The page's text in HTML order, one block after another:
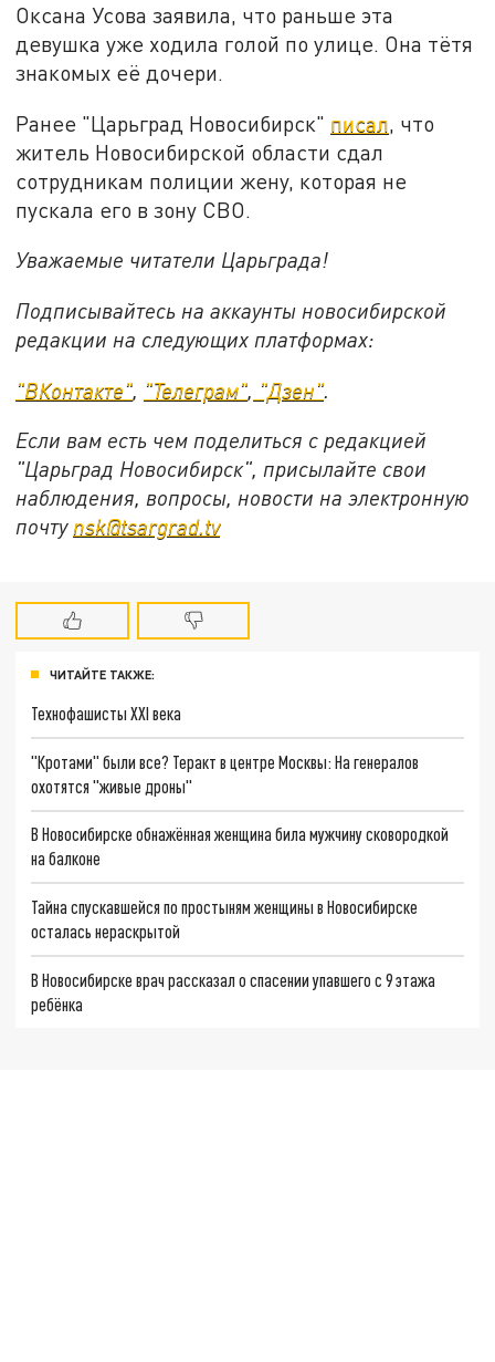
Оксана Усова заявила, что раньше эта
девушка уже ходила голой по улице. Она тётя
знакомых её дочери.
Ранее "Царьград Новосибирск" писал , что
житель Новосибирской области сдал
сотрудникам полиции жену, которая не
пускала его в зону СВО.
Уважаемые читатели Царьграда!
Подписывайтесь на аккаунты новосибирской
редакции на следующих платформах:
"ВКонтакте", "Телеграм", "Дзен".
Если вам есть чем поделиться с редакцией
"Царьград Новосибирск", присылайте свои
наблюдения, вопросы, новости на электронную
почту nsk@tsargrad.tv
ЧИТАЙТЕ ТАКЖЕ:
Технофашисты XXI века
"Кротами" были все? Теракт в центре Москвы: На генералов
охотятся "живые дроны"
В Новосибирске обнажённая женщина била мужчину сковородкой
на балконе
Тайна спускавшейся по простыням женщины в Новосибирске
осталась нераскрытой
В Новосибирске врач рассказал о спасении упавшего с 9 этажа
ребёнка